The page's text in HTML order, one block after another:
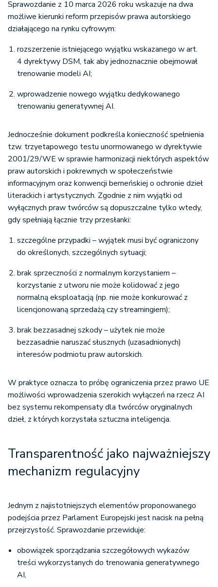
możliwe kierunki reform przepisów prawa autorskiego
działającego na rynku cyfrowym:
4 dyrektywy DSM, tak aby jednoznacznie obejmował
trenowanie modeli AI;
trenowaniu generatywnej AI.
tzw. trzyetapowego testu unormowanego w dyrektywie
2001/29/WE w sprawie harmonizacji niektórych aspektów
praw autorskich i pokrewnych w społeczeństwie
informacyjnym oraz konwencji berneńskiej o ochronie dzieł
literackich i artystycznych. Zgodnie z nim wyjątki od
wyłącznych praw twórców są dopuszczalne tylko wtedy,
gdy spełniają łącznie trzy przesłanki:
do określonych, szczególnych sytuacji;
korzystanie z utworu nie może kolidować z jego
normalną eksploatacją (np. nie może konkurować z
licencjonowaną sprzedażą czy streamingiem);
bezzasadnie naruszać słusznych (uzasadnionych)
interesów podmiotu praw autorskich.
możliwości wprowadzenia szerokich wyłączeń na rzecz AI
bez systemu rekompensaty dla twórców oryginalnych
dzieł, z których korzystała sztuczna inteligencja.
mechanizm regulacyjny
podejścia przez Parlament Europejski jest nacisk na pełną
przejrzystość. Sprawozdanie przewiduje:
treści wykorzystanych do trenowania generatywnego
AI,